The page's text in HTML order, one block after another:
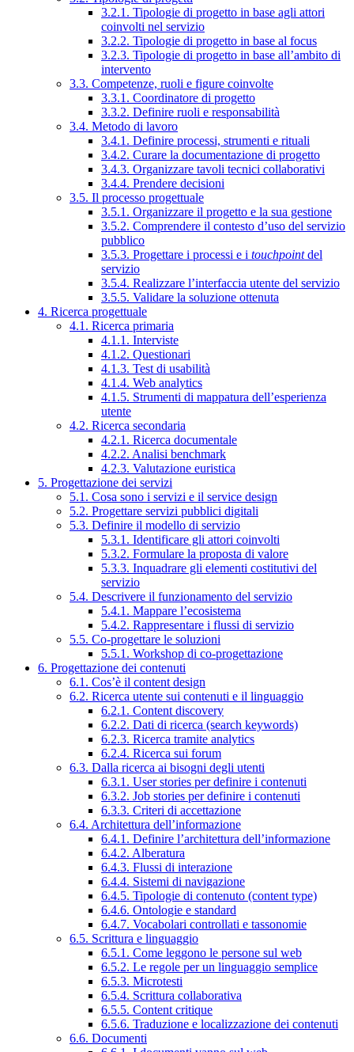
3.2.1. Tipologie di progetto in base agli attori
coinvolti nel servizio
3.2.2. Tipologie di progetto in base al focus
3.2.3. Tipologie di progetto in base all’ambito di
intervento
3.3. Competenze, ruoli e figure coinvolte
3.3.1. Coordinatore di progetto
3.3.2. Definire ruoli e responsabilità
3.4. Metodo di lavoro
3.4.1. Definire processi, strumenti e rituali
3.4.2. Curare la documentazione di progetto
3.4.3. Organizzare tavoli tecnici collaborativi
3.4.4. Prendere decisioni
3.5. Il processo progettuale
3.5.1. Organizzare il progetto e la sua gestione
3.5.2. Comprendere il contesto d’uso del servizio
pubblico
3.5.3. Progettare i processi e i touchpointdel
servizio
3.5.4. Realizzare l’interfaccia utente del servizio
3.5.5. Validare la soluzione ottenuta
4. Ricerca progettuale
4.1. Ricerca primaria
4.1.1. Interviste
4.1.2. Questionari
4.1.3. Test di usabilità
4.1.4. Web analytics
4.1.5. Strumenti di mappatura dell’esperienza
utente
4.2. Ricerca secondaria
4.2.1. Ricerca documentale
4.2.2. Analisi benchmark
4.2.3. Valutazione euristica
5. Progettazione dei servizi
5.1. Cosa sono i servizi e il service design
5.2. Progettare servizi pubblici digitali
5.3. Definire il modello di servizio
5.3.1. Identificare gli attori coinvolti
5.3.2. Formulare la proposta di valore
5.3.3. Inquadrare gli elementi costitutivi del
servizio
5.4. Descrivere il funzionamento del servizio
5.4.1. Mappare l’ecosistema
5.4.2. Rappresentare i flussi di servizio
5.5. Co-progettare le soluzioni
5.5.1. Workshop di co-progettazione
6. Progettazione dei contenuti
6.1. Cos’è il content design
6.2. Ricerca utente sui contenuti e il linguaggio
6.2.1. Content discovery
6.2.2. Dati di ricerca (search keywords)
6.2.3. Ricerca tramite analytics
6.2.4. Ricerca sui forum
6.3. Dalla ricerca ai bisogni degli utenti
6.3.1. User stories per definire i contenuti
6.3.2. Job stories per definire i contenuti
6.3.3. Criteri di accettazione
6.4. Architettura dell’informazione
6.4.1. Definire l’architettura dell’informazione
6.4.2. Alberatura
6.4.3. Flussi di interazione
6.4.4. Sistemi di navigazione
6.4.5. Tipologie di contenuto (content type)
6.4.6. Ontologie e standard
6.4.7. Vocabolari controllati e tassonomie
6.5. Scrittura e linguaggio
6.5.1. Come leggono le persone sul web
6.5.2. Le regole per un linguaggio semplice
6.5.3. Microtesti
6.5.4. Scrittura collaborativa
6.5.5. Content critique
6.5.6. Traduzione e localizzazione dei contenuti
6.6. Documenti